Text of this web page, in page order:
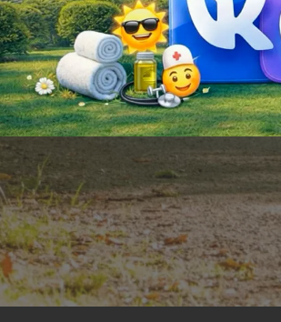
обработку персональных
ознакомление